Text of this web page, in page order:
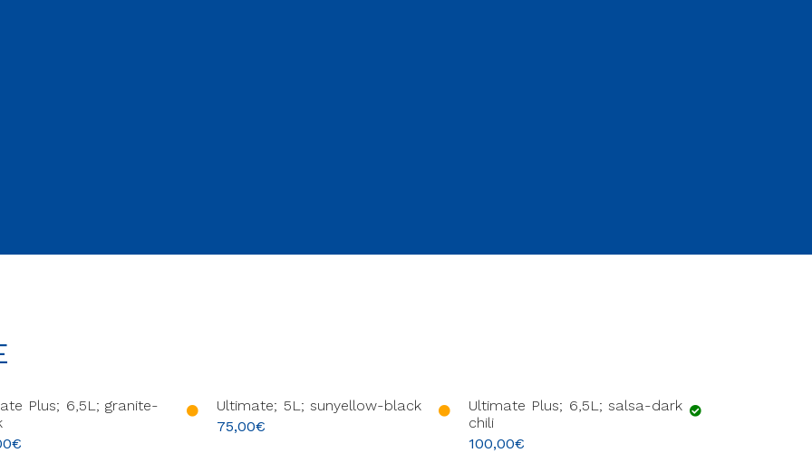
Plus; 6,5L; granite-
€
Ultimate; 5L; sunyellow-black
75,00€
Ultimate Plus; 6,5L; salsa-dark
chili
100,00€